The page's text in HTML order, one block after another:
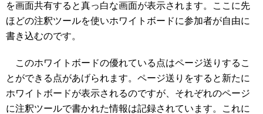
を画面共有すると真っ白な画面が表示されます。ここに先
ほどの注釈ツールを使いホワイトボードに参加者が自由に
書き込むのです。
このホワイトボードの優れている点はページ送りするこ
とができる点があげられます。ページ送りをすると新たに
ホワイトボードが表示されるのですが、それぞれのページ
に注釈ツールで書かれた情報は記録されています。これに